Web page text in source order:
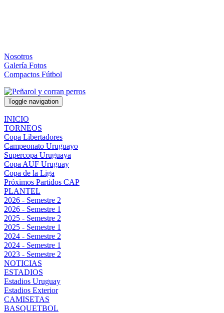
Nosotros
Galería Fotos
Compactos Fútbol
Toggle navigation
INICIO
TORNEOS
Copa Libertadores
Campeonato Uruguayo
Supercopa Uruguaya
Copa AUF Uruguay
Copa de la Liga
Próximos Partidos CAP
PLANTEL
2026 - Semestre 2
2026 - Semestre 1
2025 - Semestre 2
2025 - Semestre 1
2024 - Semestre 2
2024 - Semestre 1
2023 - Semestre 2
NOTICIAS
ESTADIOS
Estadios Uruguay
Estadios Exterior
CAMISETAS
BASQUETBOL